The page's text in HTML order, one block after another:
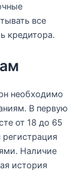
все
кредитора.
необходимо
В первую
от 18 до 65
Наличие
история